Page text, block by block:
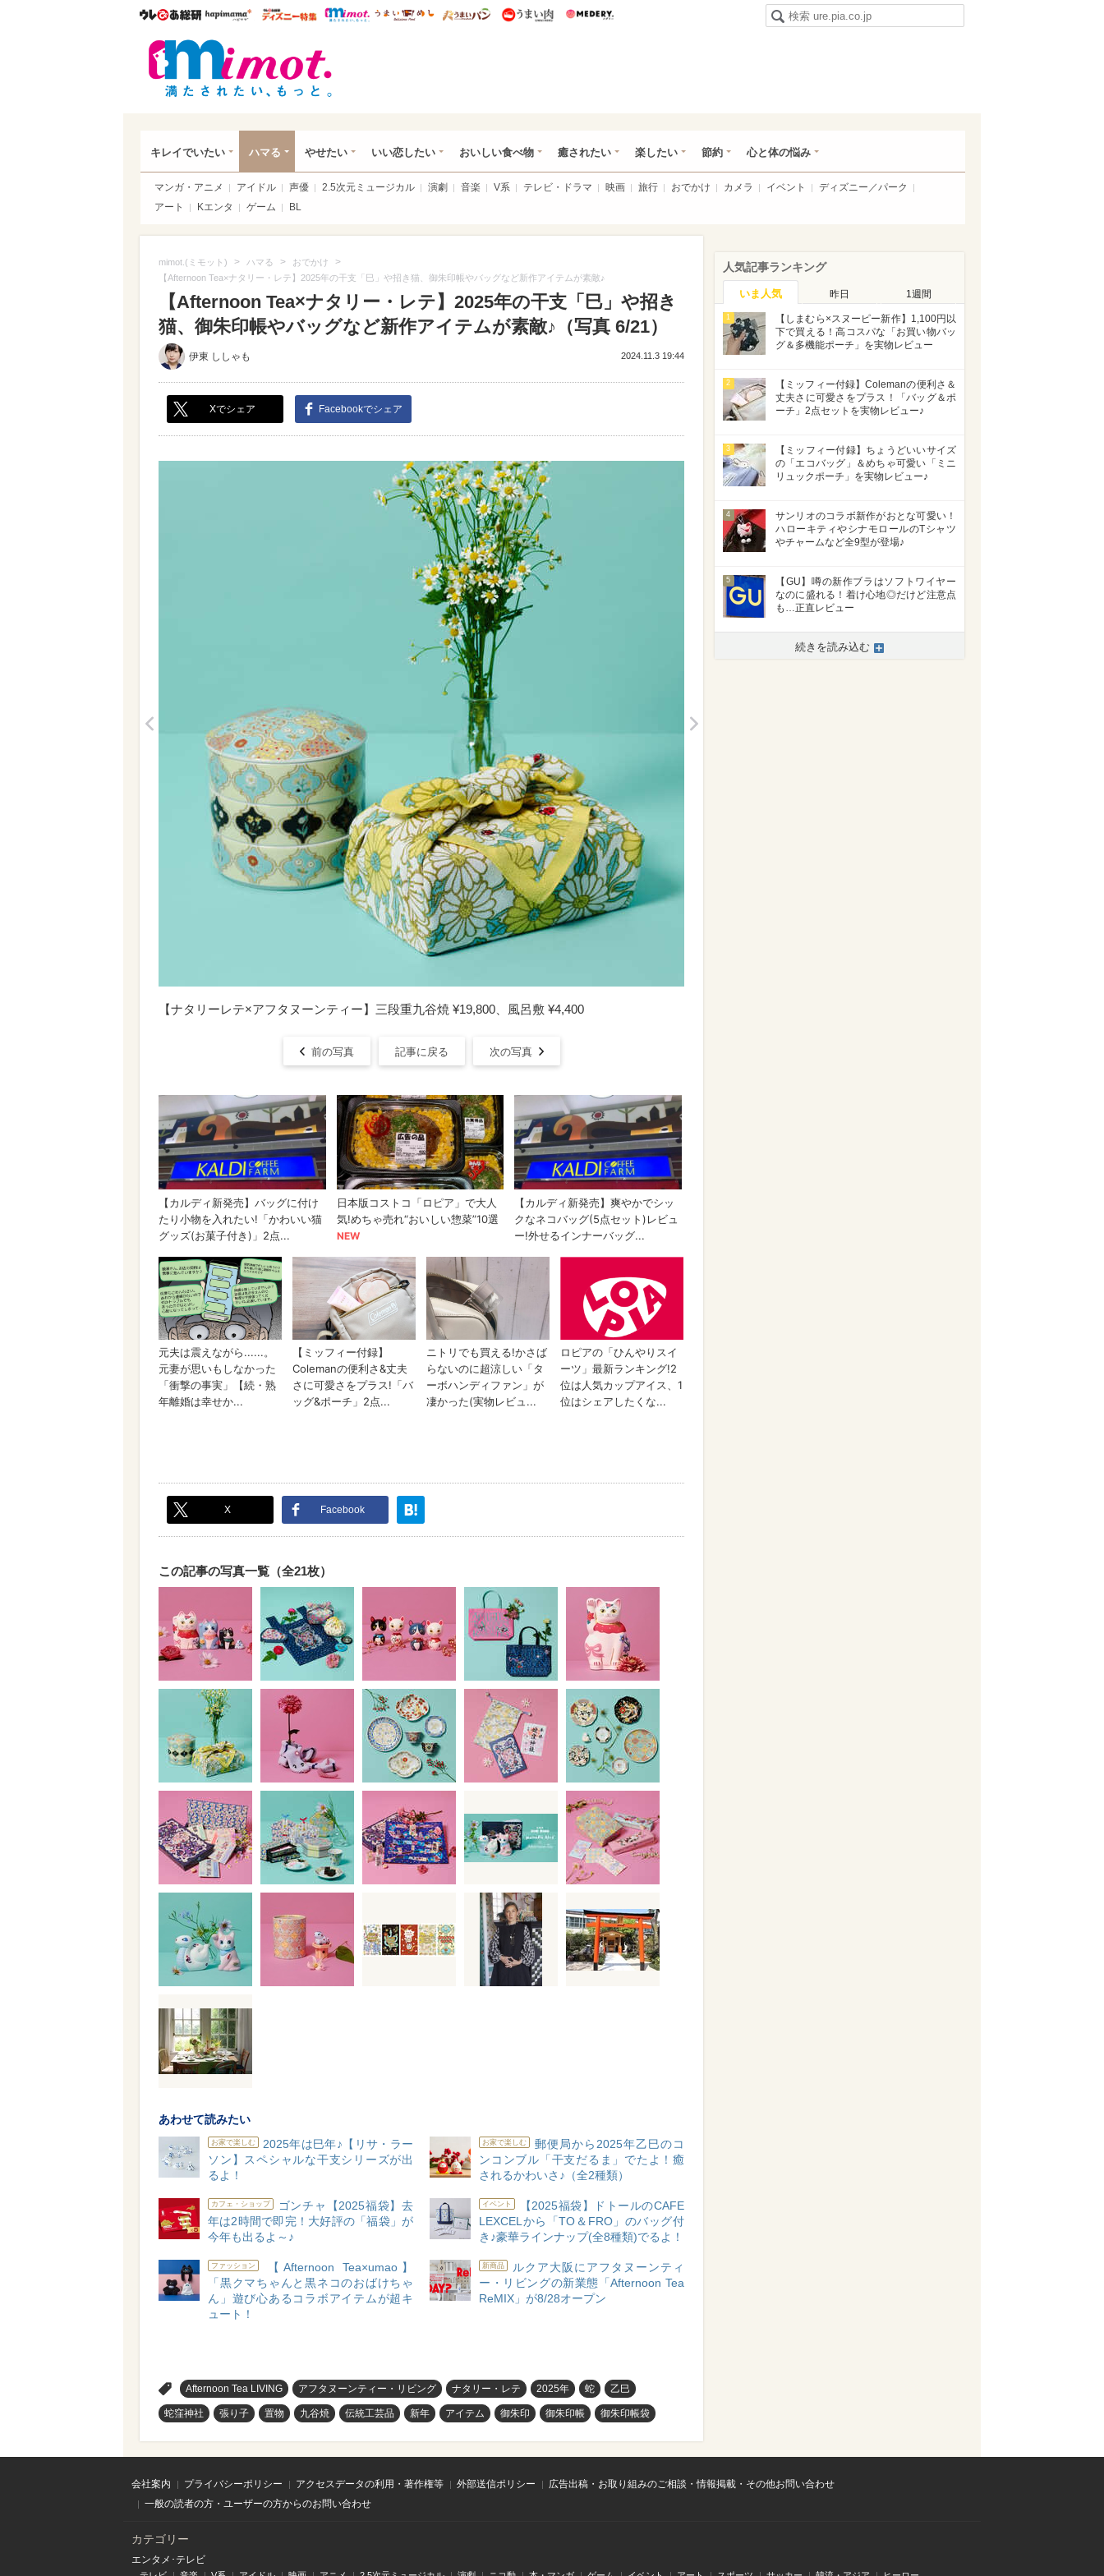
ウレぴあ総研ハピママ* ウレぴあ総研 ディズニー特集
mimot. うまいめし うまいパン うまい肉
キレイでいたい ハマる やせたい いい恋したい おいしい食べ物 癒されたい 楽したい 節約 心と体の悩み
マンガ・アニメ アイドル 声優 2.5次元ミュージカル 演劇 音楽 V系 テレビ・ドラマ 映画 旅行 おでかけ カメラ イベント
ディズニー／パーク
アート
Kエンタ ゲーム BL
mimot.(ミモット) > ハマる > おでかけ >
【Afternoon Tea×ナタリー・レテ】2025年の干支「巳」や招き猫、御朱印帳やバッグなど新作アイテムが素敵♪
【Afternoon Tea×ナタリー・レテ】2025年の干支「巳」や招き
猫、御朱印帳やバッグなど新作アイテムが素敵♪（写真 6/21）
伊東 ししゃも 2024.11.3 19:44
Xでシェア Facebookでシェア
【ナタリーレテ×アフタヌーンティー】三段重九谷焼 ¥19,800、風呂敷 ¥4,400
前の写真 記事に戻る 次の写真
X Facebook
この記事の写真一覧（全21枚）
あわせて読みたい
お家で楽しむ
2025年は巳年♪【リサ・ラー
ソン】スペシャルな干支シリーズが出
るよ！
お家で楽しむ
郵便局から2025年乙巳のコ
ンコンブル「干支だるま」でたよ！癒
されるかわいさ♪（全2種類）
カフェ・ショップ
ゴンチャ【2025福袋】去
年は2時間で即完！大好評の「福袋」が
今年も出るよ～♪
イベント
【2025福袋】ドトールのCAFE
LEXCELから「TO＆FRO」のバッグ付
き♪豪華ラインナップ(全8種類)でるよ！
ファッション
【Afternoon Tea×umao】
「黒クマちゃんと黒ネコのおばけちゃ
ん」遊び心あるコラボアイテムが超キ
ュート！
新商品
ルクア大阪にアフタヌーンティ
ー・リビングの新業態「Afternoon Tea
ReMIX」が8/28オープン
Afternoon Tea LIVING アフタヌーンティー・リビング ナタリー・レテ 2025年 蛇 乙巳
蛇窪神社 張り子 置物 九谷焼 伝統工芸品 新年 アイテム 御朱印 御朱印帳 御朱印帳袋
人気記事ランキング
いま人気 昨日 1週間
1
【しまむら×スヌーピー新作】1,100円以
下で買える！高コスパな「お買い物バッ
グ＆多機能ポーチ」を実物レビュー
2
【ミッフィー付録】Colemanの便利さ＆
丈夫さに可愛さをプラス！「バッグ＆ポ
ーチ」2点セットを実物レビュー♪
3
【ミッフィー付録】ちょうどいいサイズ
の「エコバッグ」＆めちゃ可愛い「ミニ
リュックポーチ」を実物レビュー♪
4
サンリオのコラボ新作がおとな可愛い！
ハローキティやシナモロールのTシャツ
やチャームなど全9型が登場♪
5
【GU】噂の新作ブラはソフトワイヤー
なのに盛れる！着け心地◎だけど注意点
も…正直レビュー
続きを読み込む
会社案内 プライバシーポリシー アクセスデータの利用・著作権等 外部送信ポリシー
広告出稿・お取り組みのご相談・情報掲載・その他お問い合わせ
一般の読者の方・ユーザーの方からのお問い合わせ
カテゴリー
エンタメ･テレビ